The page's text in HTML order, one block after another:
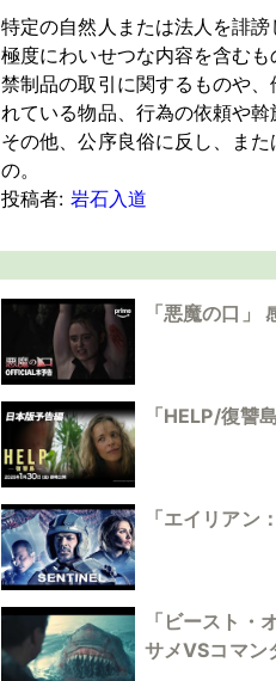
特定の自然人または法人を誹謗
極度にわいせつな内容を含むも
禁制品の取引に関するものや
れている物品、行為の依頼や斡
その他、公序良俗に反し、ま
の。
投稿者: 岩石入道
「悪魔の口
「HELP/復
「エイリア
「ビースト
サメVSコマン